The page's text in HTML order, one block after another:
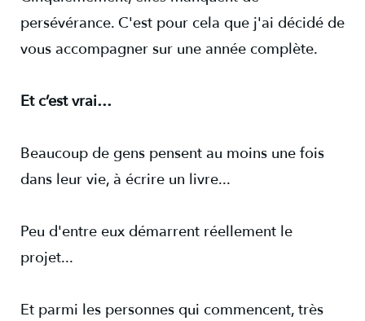
persévérance. C'est pour cela que j'ai décidé de
vous accompagner sur une année complète.
Et c’est vrai…
Beaucoup de gens pensent au moins une fois
dans leur vie, à écrire un livre...
Peu d'entre eux démarrent réellement le
projet...
Et parmi les personnes qui commencent, très